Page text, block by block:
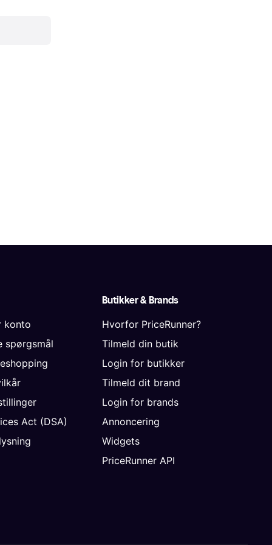
konto
spørgsmål
Act (DSA)
Butikker & Brands
Hvorfor PriceRunner?
Tilmeld din butik
Login for butikker
Tilmeld dit brand
Login for brands
Annoncering
Widgets
PriceRunner API